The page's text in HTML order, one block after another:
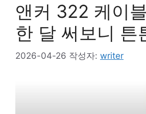
앤커 322 케이
한 달 써보니 튼
2026-04-26 작성자: writer